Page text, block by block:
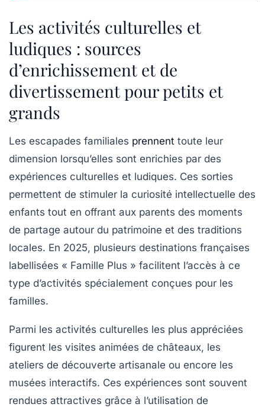
Les activités culturelles et
ludiques : sources
d’enrichissement et de
divertissement pour petits et
grands
Les escapades familiales prennent toute leur
dimension lorsqu’elles sont enrichies par des
expériences culturelles et ludiques. Ces sorties
permettent de stimuler la curiosité intellectuelle des
enfants tout en offrant aux parents des moments
de partage autour du patrimoine et des traditions
locales. En 2025, plusieurs destinations françaises
labellisées « Famille Plus » facilitent l’accès à ce
type d’activités spécialement conçues pour les
familles.
Parmi les activités culturelles les plus appréciées
figurent les visites animées de châteaux, les
ateliers de découverte artisanale ou encore les
musées interactifs. Ces expériences sont souvent
rendues attractives grâce à l’utilisation de